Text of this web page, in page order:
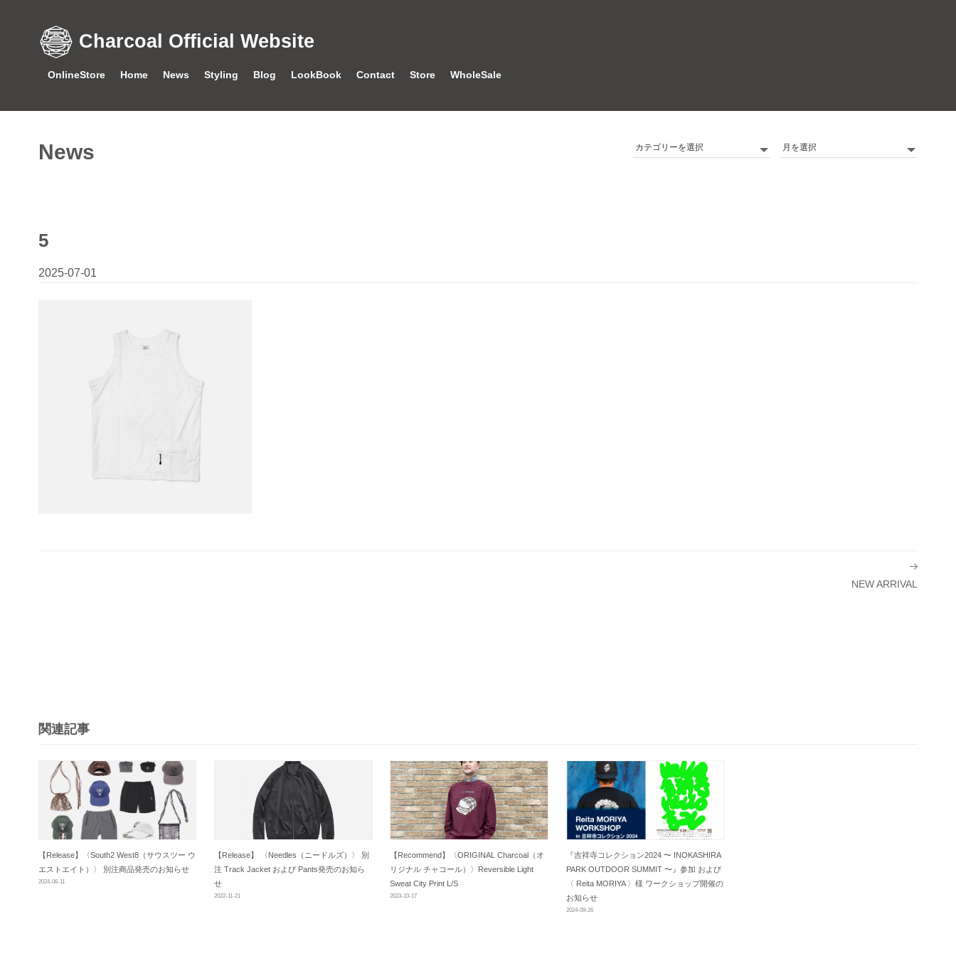
Charcoal Official Website
OnlineStore Home News Styling Blog LookBook Contact Store WholeSale
News
カ
Archives
5
2025-07-01
ョ
ン
NEW ARRIVAL
関連記事
【Release】〈South2 West8（サウスツー ウ
エストエイト）〉 別注商品発売のお知らせ
2024-06-11
【Release】 〈Needles（ニードルズ）〉 別
注 Track Jacket および Pants発売のお知ら
せ
2022-11-21
【Recommend】〈ORIGINAL Charcoal（オ
リジナル チャコール）〉Reversible Light
Sweat City Print L/S
2023-10-17
『吉祥寺コレクション2024 〜 INOKASHIRA
PARK OUTDOOR SUMMIT 〜』参加 および
〈 Reita MORIYA 〉様 ワークショップ開催の
お知らせ
2024-09-26